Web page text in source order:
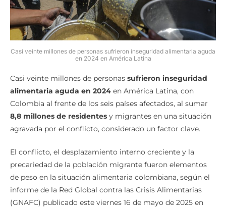
Casi veinte millones de personas sufrieron inseguridad alimentaria aguda
en 2024 en América Latina
Casi veinte millones de personas sufrieron inseguridad
alimentaria aguda en 2024 en América Latina, con
Colombia al frente de los seis países afectados, al sumar
8,8 millones de residentes y migrantes en una situación
agravada por el conflicto, considerado un factor clave.
El conflicto, el desplazamiento interno creciente y la
precariedad de la población migrante fueron elementos
de peso en la situación alimentaria colombiana, según el
informe de la Red Global contra las Crisis Alimentarias
(GNAFC) publicado este viernes 16 de mayo de 2025 en